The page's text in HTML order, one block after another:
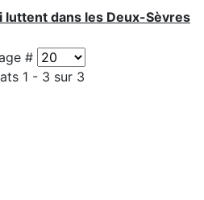
luttent dans les Deux-Sèvres
#
1 - 3 sur 3